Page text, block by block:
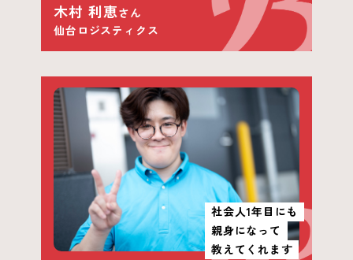
木村 利恵さん
仙台ロジスティクス
社会人1年目にも
親身になって
教えてくれます